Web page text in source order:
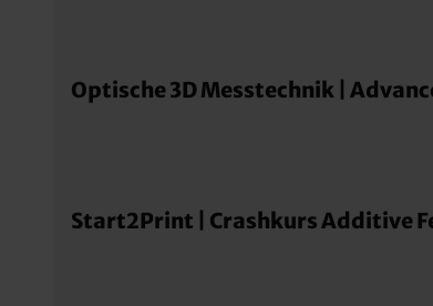
Optische 3D Messtechnik |
Start2Print | Crashkurs Additive